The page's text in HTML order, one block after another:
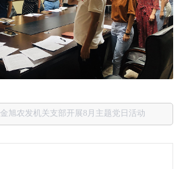
金旭农发机关支部开展8月主题党日活动